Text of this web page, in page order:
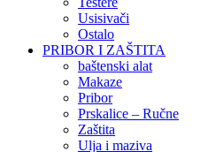
Usisivači
Ostalo
PRIBOR I ZAŠTITA
baštenski alat
Makaze
Pribor
Prskalice – Ručne
Zaštita
Ulja i maziva